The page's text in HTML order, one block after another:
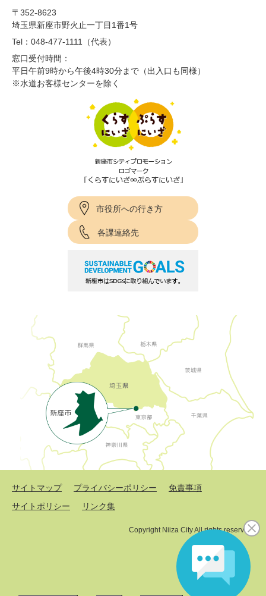
〒352-8623
埼玉県新座市野火止一丁目1番1号
Tel：048-477-1111（代表）
窓口受付時間：
平日午前9時から午後4時30分まで（出入口も同様）
※水道お客様センターを除く
市役所への行き方
各課連絡先
サイトマップ プライバシーポリシー
免責事項
サイトポリシー
リンク集
Copyright Niiza City All rights reserved.